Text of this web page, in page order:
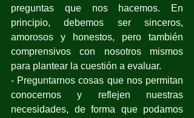
preguntas que nos hacemos. En
principio, debemos ser sinceros,
amorosos y honestos, pero también
comprensivos con nosotros mismos
para plantear la cuestión a evaluar.
- Preguntarnos cosas que nos permitan
conocernos y reflejen nuestras
necesidades, de forma que podamos